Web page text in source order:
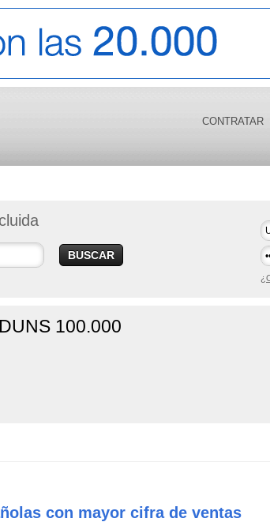
CONTRATAR
BUSCAR
100.000
con mayor cifra de ventas